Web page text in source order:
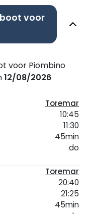
voor
voor Piombino
12/08/2026
Toremar
10:45
11:30
45min
do
Toremar
20:40
21:25
45min